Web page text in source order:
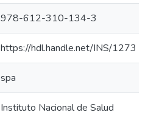
978-612-310-134-3
https://hdl.handle.net/INS/1273
spa
Instituto Nacional de Salud